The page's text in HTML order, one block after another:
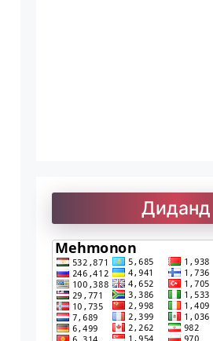
Рубоиёти Хайём
Диданд